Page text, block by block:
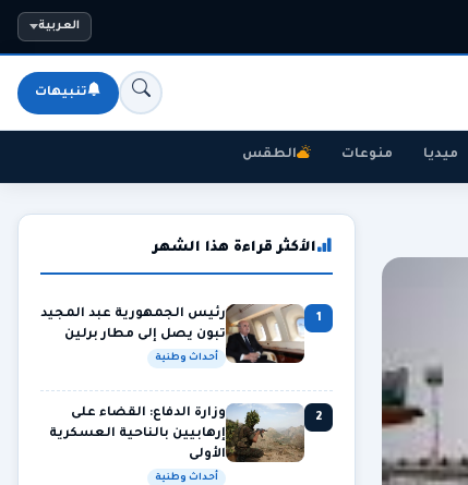
العربية
تنبيهات
ميديا منوعات الطقس
الأكثر قراءة هذا الشهر
1
رئيس الجمهورية عبد المجيد
تبون يصل إلى مطار برلين
أحداث وطنية
2
وزارة الدفاع: القضاء على
إرهابيين بالناحية العسكرية
الأولى
أحداث وطنية